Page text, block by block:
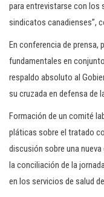
para entrevistarse con los
sindicatos canadienses”,
En conferencia de prensa,
fundamentales en
respaldo absoluto al
su cruzada en defensa de
Formación de un comité
pláticas sobre el tratado
discusión sobre una
la conciliación de la
en los servicios de salud